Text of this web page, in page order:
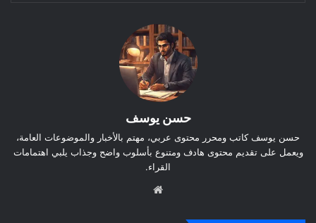
حسن يوسف
حسن يوسف كاتب ومحرر محتوى عربي، مهتم بالأخبار والموضوعات العامة،
ويعمل على تقديم محتوى هادف ومتنوع بأسلوب واضح وجذاب يلبي اهتمامات
القراء.